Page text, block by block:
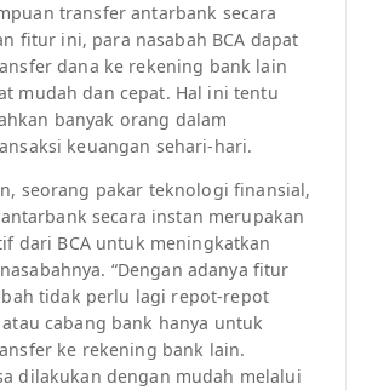
transfer antarbank secara
fitur ini, para nasabah BCA dapat
dana ke rekening bank lain
mudah dan cepat. Hal ini tentu
banyak orang dalam
keuangan sehari-hari.
seorang pakar teknologi finansial,
secara instan merupakan
dari BCA untuk meningkatkan
“Dengan adanya fitur
tidak perlu lagi repot-repot
cabang bank hanya untuk
ke rekening bank lain.
dilakukan dengan mudah melalui